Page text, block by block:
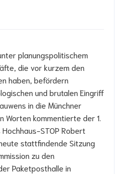
planungspolitischem
die vor kurzem den
haben, befördern
und brutalen Eingriff
in die Münchner
Worten kommentierte der 1.
STOP Robert
stattfindende Sitzung
zu den
Paketposthalle in